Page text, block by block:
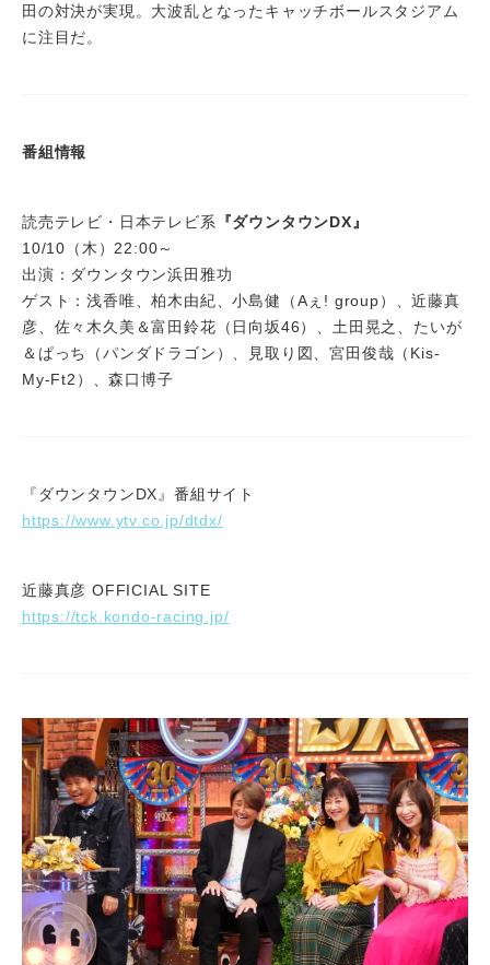
田の対決が実現。大波乱となったキャッチボールスタジアム
に注目だ。
番組情報
読売テレビ・日本テレビ系
『ダウンタウンDX』
10/10（木）22:00～
出演：ダウンタウン浜田雅功
ゲスト：浅香唯、柏木由紀、小島健（Aぇ! group）、近藤真
彦、佐々木久美＆富田鈴花（日向坂46）、土田晃之、たいが
＆ぱっち（パンダドラゴン）、見取り図、宮田俊哉（Kis-
My-Ft2）、森口博子
『ダウンタウンDX』番組サイト
https://www.ytv.co.jp/dtdx/
近藤真彦 OFFICIAL SITE
https://tck.kondo-racing.jp/